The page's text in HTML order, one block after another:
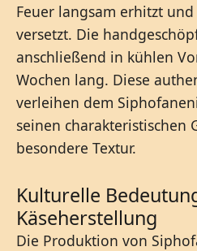
Feuer langsam erhitzt
versetzt. Die
anschließend in kühlen
Wochen lang. Diese
verleihen dem
seinen charakteristischen
besondere Textur.
Kulturelle
Käseherstellung
Die Produktion von